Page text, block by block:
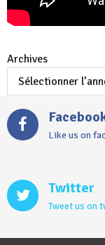
Archives
Like us on
Twitter
Tweet us on